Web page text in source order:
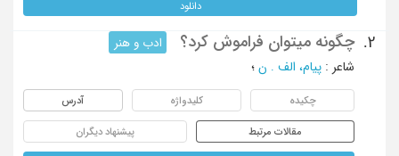
دانلود
2. چگونه میتوان فراموش کرد؟
ادب و هنر
شاعر : پیام، الف . ن ؛
چکیده کلیدواژه آدرس
مقالات مرتبط پیشنهاد دیگران